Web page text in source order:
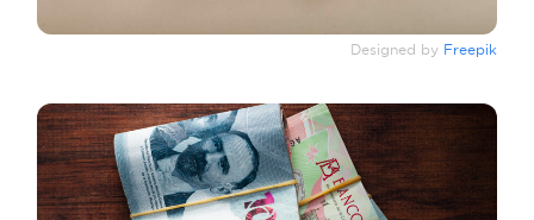
Designed by Freepik